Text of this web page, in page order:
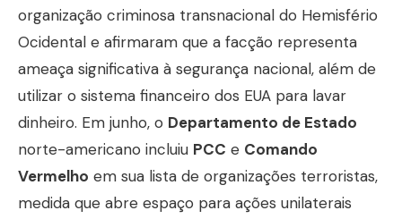
organização criminosa transnacional do Hemisfério
Ocidental e afirmaram que a facção representa
ameaça significativa à segurança nacional, além de
utilizar o sistema financeiro dos EUA para lavar
dinheiro. Em junho, o Departamento de Estado
norte-americano incluiu PCC e Comando
Vermelho em sua lista de organizações terroristas,
medida que abre espaço para ações unilaterais